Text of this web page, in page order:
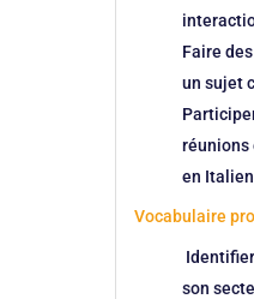
Faire
un sujet
réunions
en
Vocabulaire
son